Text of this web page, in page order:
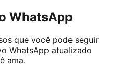
WhatsApp
que você pode seguir
WhatsApp atualizado
ama.